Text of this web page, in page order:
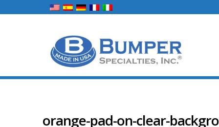
orange-pad-on-clear-